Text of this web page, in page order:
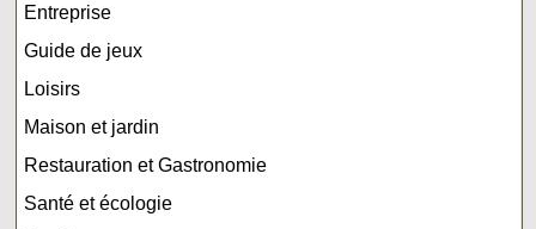
Entreprise
Guide de jeux
Loisirs
Maison et jardin
Restauration et Gastronomie
Santé et écologie